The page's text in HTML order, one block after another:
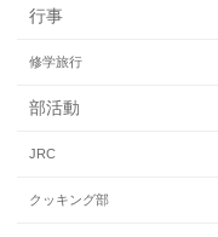
行事
修学旅行
部活動
JRC
クッキング部